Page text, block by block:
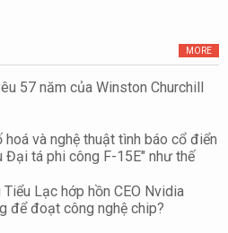
MORE
57 năm của Winston Churchill
hoá và nghệ thuật tình báo cổ điển
Đại tá phi công F-15E" như thế
Lạc hớp hồn CEO Nvidia
để đoạt công nghệ chip?